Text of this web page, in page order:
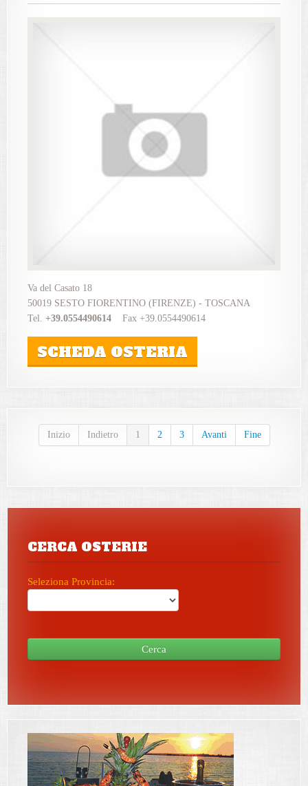
Va del Casato 18
50019 SESTO FIORENTINO (FIRENZE) - TOSCANA
Tel. +39.0554490614 Fax +39.0554490614
SCHEDA OSTERIA
Inizio Indietro 1 2 3 Avanti Fine
CERCA OSTERIE
Seleziona Provincia:
Cerca